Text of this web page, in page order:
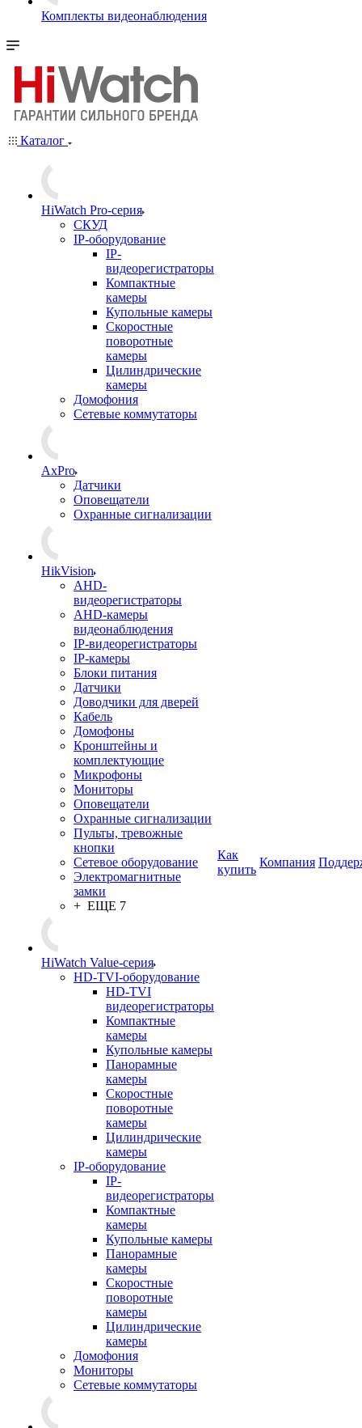
Комплекты видеонаблюдения
Каталог
HiWatch Pro-серия
CКУД
IP-оборудование
IP-
видеорегистраторы
Компактные
камеры
Купольные камеры
Скоростные
поворотные
камеры
Цилиндрические
камеры
Домофония
Сетевые коммутаторы
AxPro
Датчики
Оповещатели
Охранные сигнализации
HikVision
AHD-
видеорегистраторы
AHD-камеры
видеонаблюдения
IP-видеорегистраторы
IP-камеры
Блоки питания
Датчики
Доводчики для дверей
Кабель
Домофоны
Кронштейны и
комплектующие
Микрофоны
Мониторы
Оповещатели
Охранные сигнализации
Пульты, тревожные
кнопки
Сетевое оборудование
Электромагнитные
замки
+ ЕЩЕ 7
HiWatch Value-серия
HD-TVI-оборудование
HD-TVI
видеорегистраторы
Компактные
камеры
Купольные камеры
Панорамные
камеры
Скоростные
поворотные
камеры
Цилиндрические
камеры
IP-оборудование
IP-
видеорегистраторы
Компактные
камеры
Купольные камеры
Панорамные
камеры
Скоростные
поворотные
камеры
Цилиндрические
камеры
Домофония
Мониторы
Сетевые коммутаторы
Как
купить
Компания